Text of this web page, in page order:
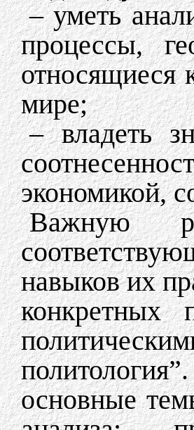
– уметь
процессы,
относящиеся
мире;
– владеть
экономикой,
Важную
навыков их
конкретных
основные